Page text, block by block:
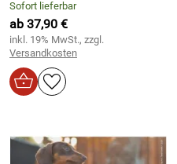
Sofort lieferbar
ab 37,90 €
inkl. 19% MwSt., zzgl.
Versandkosten